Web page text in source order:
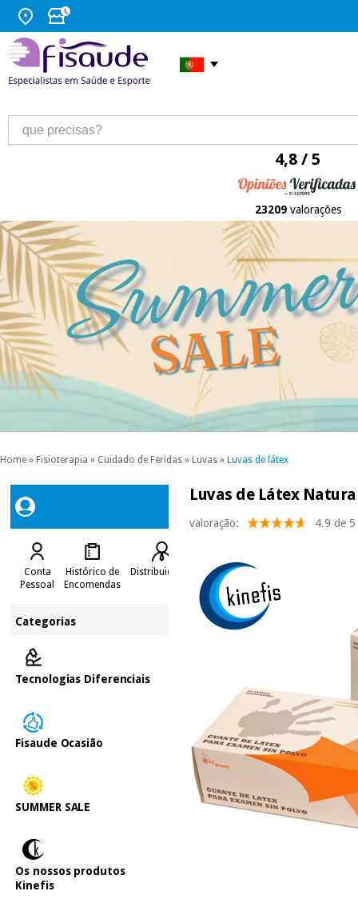
4,8 / 5
23209valorações
Home » Fisioterapia » Cuidado de Feridas » Luvas » Luvas de látex
Conta
Pessoal
Histórico de
Encomendas
Distribuidores
Categorias
Tecnologias Diferenciais
Fisaude Ocasião
SUMMER SALE
Os nossos produtos
Kinefis
Luvas de Látex
valoração: 4.9 de 5